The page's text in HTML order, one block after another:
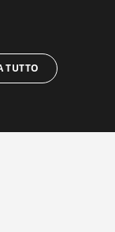
TUTTO